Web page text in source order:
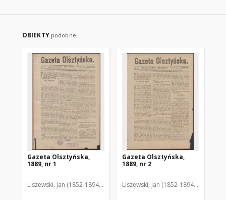
OBIEKTY podobne
Gazeta Olsztyńska,
1889, nr 1
Liszewski, Jan (1852-1894). Red.
Gazeta Olsztyńska,
1889, nr 2
Liszewski, Jan (1852-1894). Red.